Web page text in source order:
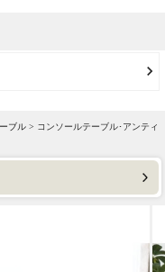
ブル > コンソールテーブル･アンティ